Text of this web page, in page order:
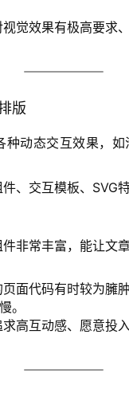
视觉效果有极高要求
版
种动态交互效果，如
、交互模板、SVG
非常丰富，能让文
页面代码有时较为臃
。
求高互动感、愿意投